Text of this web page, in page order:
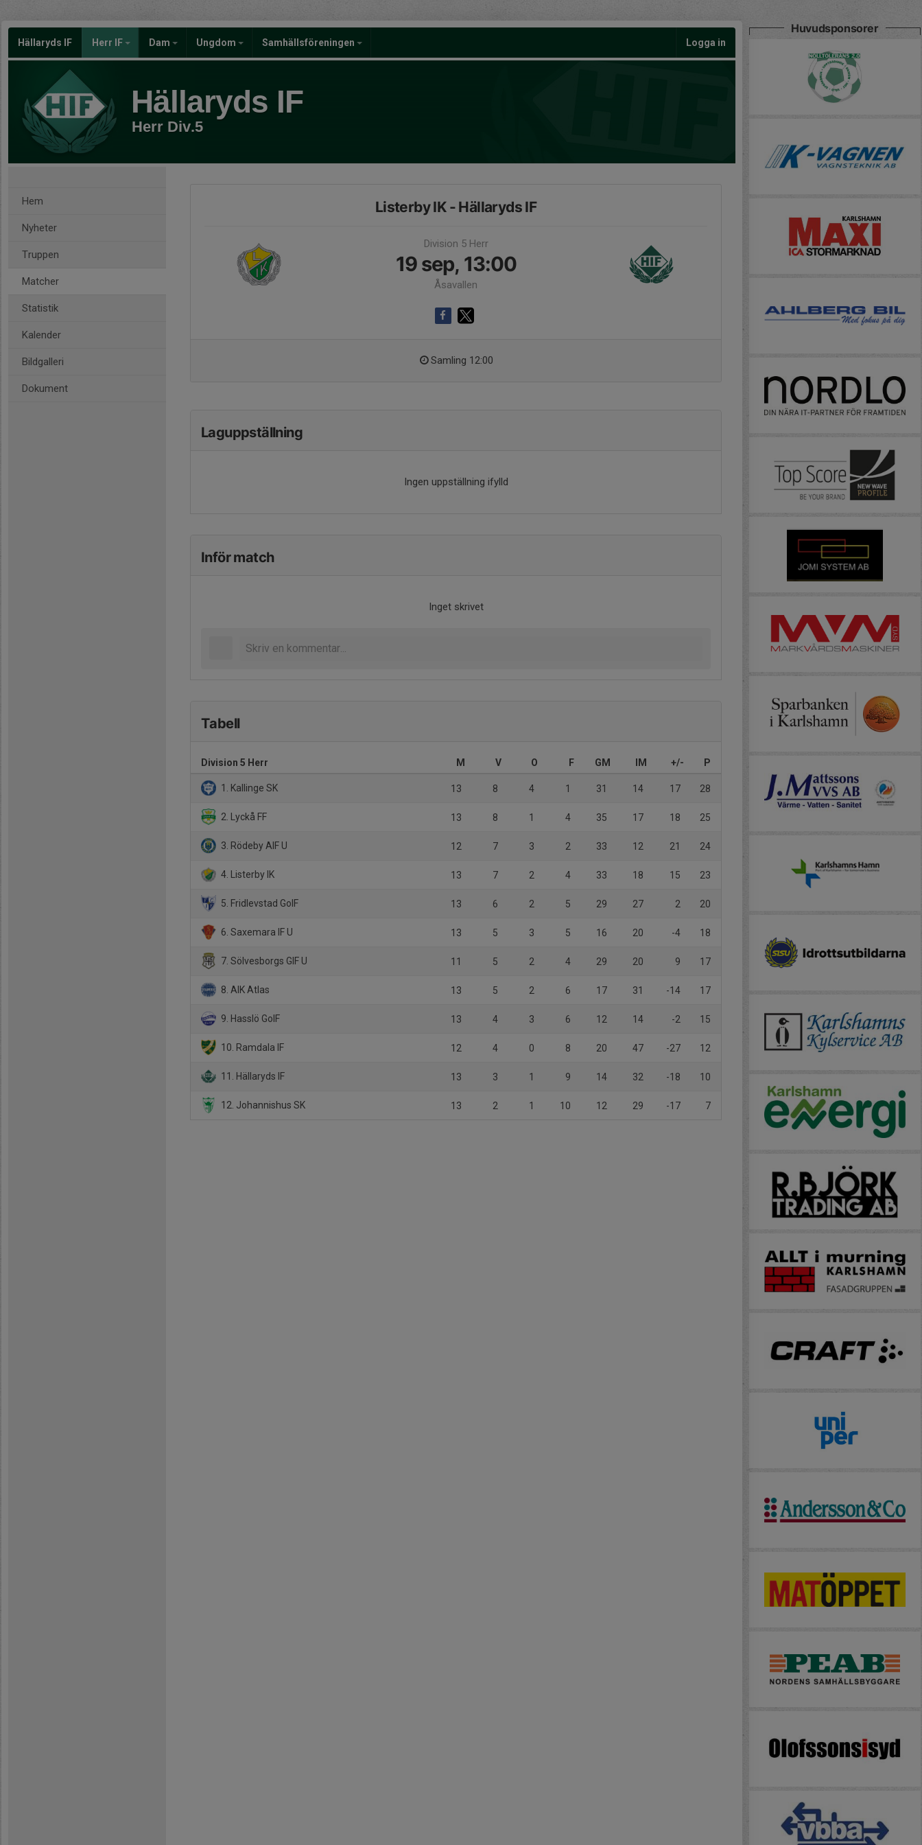
Hällaryds IF Herr IF Dam Ungdom Samhällsföreningen Logga in
Hällaryds IF
Herr Div.5
Hem
Nyheter
Truppen
Matcher
Statistik
Kalender
Bildgalleri
Dokument
Listerby IK - Hällaryds IF
Division 5 Herr
19 sep, 13:00
Åsavallen
Samling 12:00
Laguppställning
Ingen uppställning ifylld
Inför match
Inget skrivet
Tabell
Division 5 Herr M V O F GM IM +/- P
1. Kallinge SK 13 8 4 1 31 14 17 28
2. Lyckå FF 13 8 1 4 35 17 18 25
3. Rödeby AIF U 12 7 3 2 33 12 21 24
4. Listerby IK 13 7 2 4 33 18 15 23
5. Fridlevstad GoIF 13 6 2 5 29 27 2 20
6. Saxemara IF U 13 5 3 5 16 20 -4 18
7. Sölvesborgs GIF U 11 5 2 4 29 20 9 17
8. AIK Atlas 13 5 2 6 17 31 -14 17
9. Hasslö GoIF 13 4 3 6 12 14 -2 15
10. Ramdala IF 12 4 0 8 20 47 -27 12
11. Hällaryds IF 13 3 1 9 14 32 -18 10
12. Johannishus SK 13 2 1 10 12 29 -17 7
Huvudsponsorer